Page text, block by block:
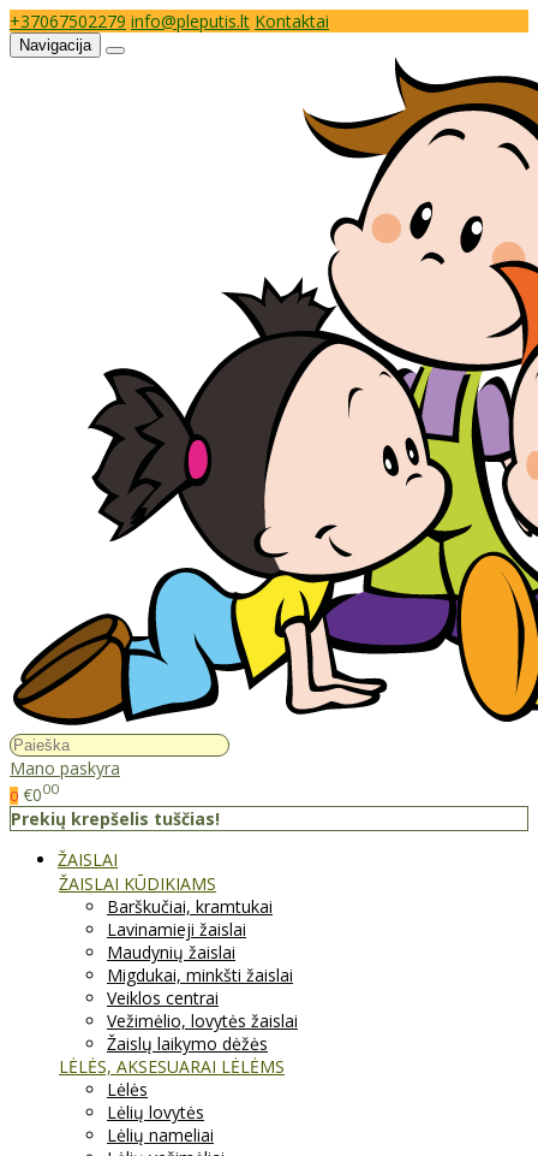
+37067502279 info@pleputis.lt Kontaktai
Navigacija
Mano paskyra
0 €000
Prekių krepšelis tuščias!
ŽAISLAI
ŽAISLAI KŪDIKIAMS
Barškučiai, kramtukai
Lavinamieji žaislai
Maudynių žaislai
Migdukai, minkšti žaislai
Veiklos centrai
Vežimėlio, lovytės žaislai
Žaislų laikymo dėžės
LĖLĖS, AKSESUARAI LĖLĖMS
Lėlės
Lėlių lovytės
Lėlių nameliai